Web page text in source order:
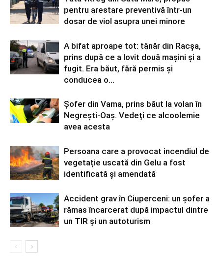
pentru arestare preventivă într-un
dosar de viol asupra unei minore
A bifat aproape tot: tânăr din Racșa,
prins după ce a lovit două mașini și a
fugit. Era băut, fără permis și
conducea o...
Șofer din Vama, prins băut la volan în
Negrești-Oaș. Vedeți ce alcoolemie
avea acesta
Persoana care a provocat incendiul de
vegetație uscată din Gelu a fost
identificată și amendată
Accident grav în Ciuperceni: un șofer a
rămas încarcerat după impactul dintre
un TIR și un autoturism